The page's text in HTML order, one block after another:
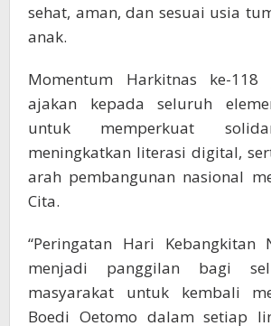
sehat, aman, dan sesuai usia
anak.
Momentum Harkitnas ke-
ajakan kepada seluruh
untuk memperkuat
meningkatkan literasi digital,
arah pembangunan nasional
Cita.
“Peringatan Hari Kebangkitan
menjadi panggilan bagi
masyarakat untuk kembali
Boedi Oetomo dalam setiap